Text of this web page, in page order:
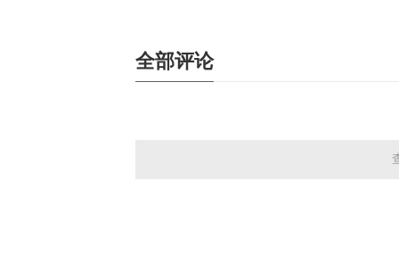
全部评论